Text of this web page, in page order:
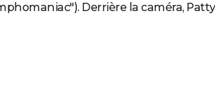
Derrière la caméra, Patty